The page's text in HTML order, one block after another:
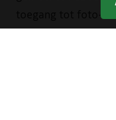
toegang tot foto-